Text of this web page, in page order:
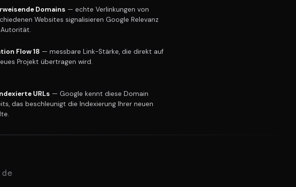
Domains — echte Verlinkungen von
Websites signalisieren Google Relevanz
Flow 18 — messbare Link-Stärke, die direkt auf
Projekt übertragen wird.
URLs — Google kennt diese Domain
das beschleunigt die Indexierung Ihrer neuen